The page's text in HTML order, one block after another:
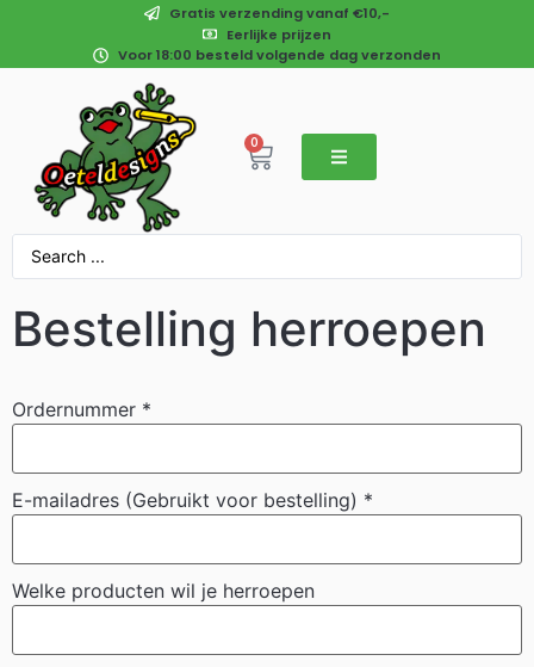
Gratis verzending vanaf €10,-
Eerlijke prijzen
Voor 18:00 besteld volgende dag verzonden
0
Bestelling herroepen
Ordernummer *
E-mailadres (Gebruikt voor bestelling) *
Welke producten wil je herroepen